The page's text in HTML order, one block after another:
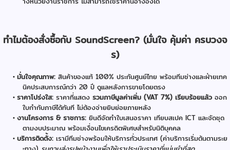
ทำไมต้องสั่งซื้อกับ SoundScreen? (มั่นใจ คุ้มค่า ครบวงจ
ร)
มั่นใจคุณภาพ:สินค้าของแท้ 100% ประกันศูนย์ไทย พร้อมทีมช่างและฝ่ายเทค
นิคประสบการณ์กว่า 20 ปี ดูแลหลังการขายโดยตรง
ราคาโปร่งใส:ราคาที่แสดง รวมภาษีมูลค่าเพิ่ม (VAT 7%) เรียบร้อยแล้วออก
ใบกำกับภาษีได้ทันที ไม่ต้องจ่ายยิบย่อยภายหลัง
งานโครงการ & ราชการ:ยินดีจัดทำใบเสนอราคา เทียบสเปค ICT และจัดชุด
ตามงบประมาณ พร้อมเงื่อนไขเครดิตพิเศษสำหรับนิติบุคคล
บริการติดตั้ง:เรามีทีมช่างพร้อมให้บริการทั่วประเทศ (ค่าบริการเริ่มต้นตามระย